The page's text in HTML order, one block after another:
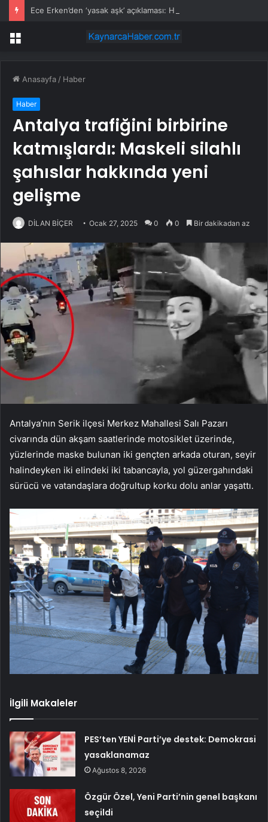
Menü
Anasayfa / Haber
Haber
Antalya trafiğini birbirine
katmışlardı: Maskeli silahlı
şahıslar hakkında yeni
gelişme
DİLAN BİÇER Ocak 27, 2025 0 0 Bir dakikadan az
Antalya’nın Serik ilçesi Merkez Mahallesi Salı Pazarı
civarında dün akşam saatlerinde motosiklet üzerinde,
yüzlerinde maske bulunan iki gençten arkada oturan, seyir
halindeyken iki elindeki iki tabancayla, yol güzergahındaki
sürücü ve vatandaşlara doğrultup korku dolu anlar yaşattı.
İlgili Makaleler
PES’ten YENİ Parti’ye destek: Demokrasi
yasaklanamaz
Ağustos 8, 2026
Özgür Özel, Yeni Parti’nin genel başkanı
seçildi